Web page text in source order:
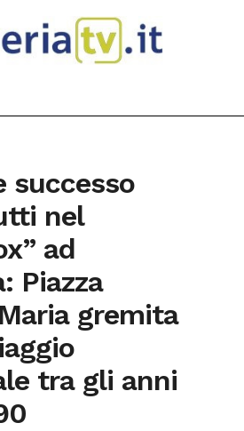
successo
nel
ad
Piazza
gremita
tra gli anni